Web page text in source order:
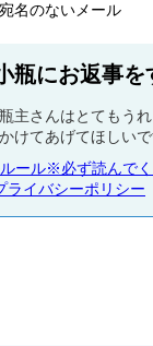
名のないメール
瓶にお返事を
主さんはとてもう
けてあげてほしい
ール※必ず読んで
ライバシーポリシー